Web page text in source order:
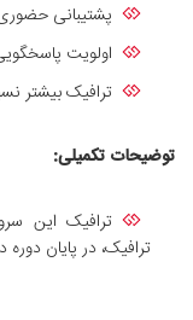
پشتیبانی
اولویت
ترافیک بیشتر
توضیحات تکمیلی:
ترافیک این
ترافیک، در پایان